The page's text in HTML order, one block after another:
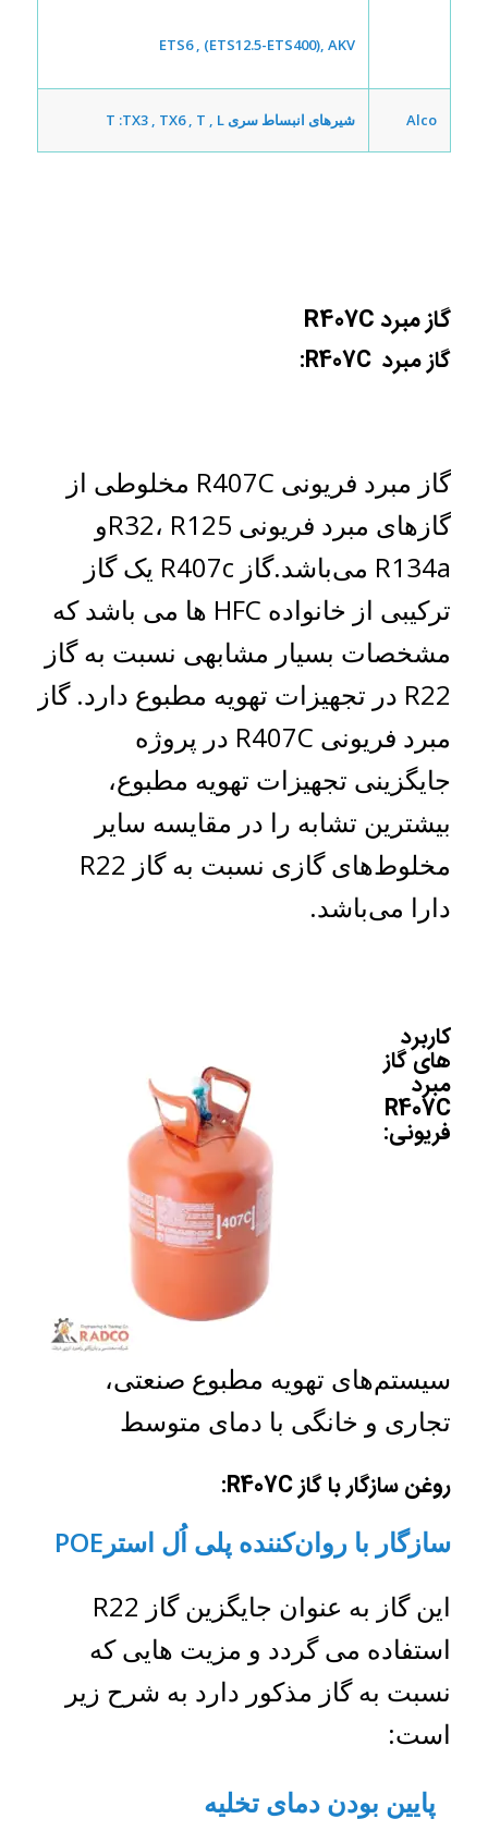
ETS6 , (ETS12.5-ETS400), AKV
Alco شیر‌های انبساط سری T : TX3 , TX6 , T , L
گاز مبرد R407C
گاز مبرد R407C:
گاز مبرد فریونی R407C مخلوطی از
گازهای مبرد فریونی R32، R125و
R134a می‌باشد.گاز R407c یک گاز
ترکیبی از خانواده HFC ها می باشد که
مشخصات بسیار مشابهی نسبت به گاز
R22 در تجهیزات تهویه مطبوع دارد. گاز
مبرد فریونی R407C در پروژه
جایگزینی تجهیزات تهویه مطبوع،
بیشترین تشابه را در مقایسه سایر
مخلوط‌های گازی نسبت به گاز R22
دارا می‌باشد.
کاربرد
های گاز
مبرد
R407C
فریونی:
سیستم‌های تهویه مطبوع صنعتی،
تجاری و خانگی با دمای متوسط
روغن سازگار با گاز R407C:
سازگار با روان‌کننده پلی ‌اُل ‌استرPOE
این گاز به عنوان جایگزین گاز R22
استفاده می گردد و مزیت هایی که
نسبت به گاز مذکور دارد به شرح زیر
است:
پایین بودن دمای تخلیه